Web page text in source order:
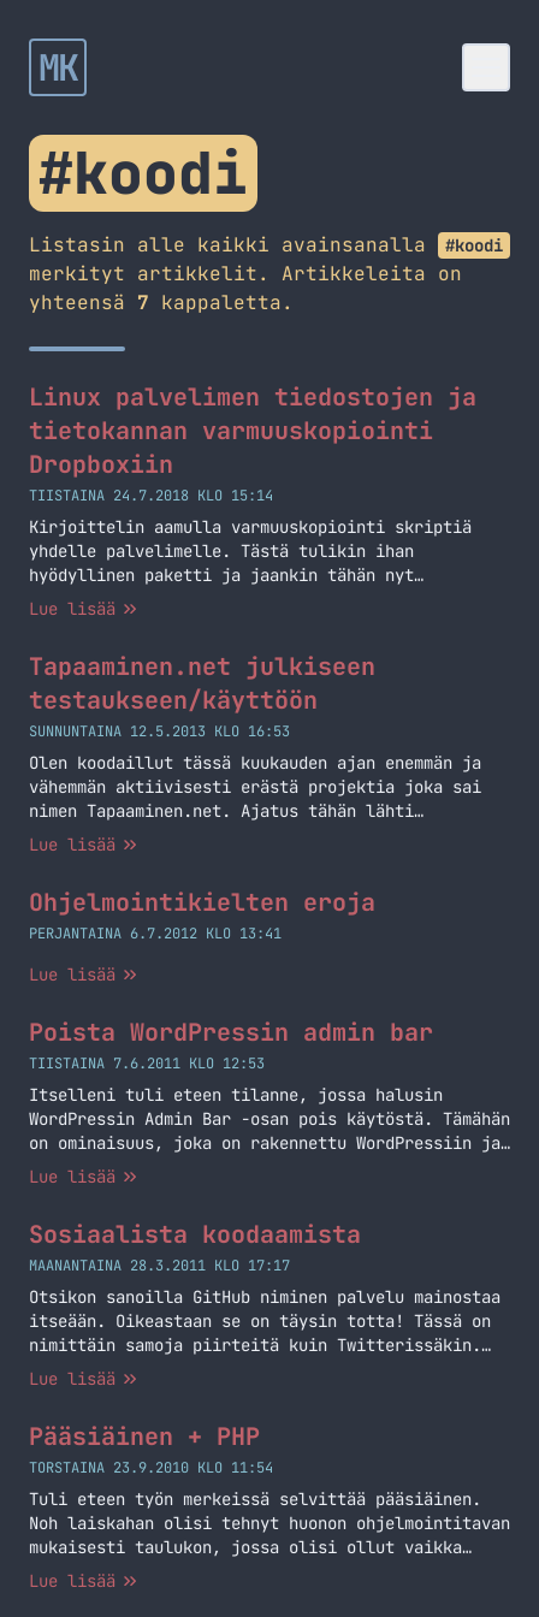
MK
#koodi
Listasin alle kaikki avainsanalla #koodi
merkityt artikkelit. Artikkeleita on
yhteensä 7 kappaletta.
Linux palvelimen tiedostojen ja
tietokannan varmuuskopiointi
Dropboxiin
TIISTAINA 24.7.2018 KLO 15:14
Kirjoittelin aamulla varmuuskopiointi skriptiä
yhdelle palvelimelle. Tästä tulikin ihan
hyödyllinen paketti ja jaankin tähän nyt
ohjeistusta miten saat tämän toimintaan
halusin varmuuskopiot tietokannasta ja
tiedostoista. Sekä koska maksan Dropboxista niin
minulla on siellä kivasti tilaa niin olisi näppärä
jos ne… Jatka lukemista Linux palvelimen
tiedostojen ja tietokannan varmuuskopiointi
Dropboxiin
Lue lisää
Tapaaminen.net julkiseen
testaukseen/käyttöön
SUNNUNTAINA 12.5.2013 KLO 16:53
Olen koodaillut tässä kuukauden ajan enemmän ja
vähemmän aktiivisesti erästä projektia joka sai
nimen Tapaaminen.net. Ajatus tähän lähti
Twitteristä ja tarkemmin sanottuna alla olevan
koodailla ;) — Marko (@MarkoK) April 10, 2013
Tapaaminen.net on siis ilmainen työkalu
tai iso… Jatka lukemista Tapaaminen.net julkiseen
Lue lisää
Ohjelmointikielten eroja
PERJANTAINA 6.7.2012 KLO 13:41
Lue lisää
Poista WordPressin admin bar
TIISTAINA 7.6.2011 KLO 12:53
Itselleni tuli eteen tilanne, jossa halusin
WordPressin Admin Bar -osan pois käytöstä. Tämähän
on ominaisuus, joka on rakennettu WordPressiin ja
suoraa on/off -painiketta ei taida olla olemassa.
add_filter( ’show_admin_bar’, ’__return_false’ );
Tämän jälkeen Admin Baria ei pitäisi enää näkyä!
Lue lisää
Sosiaalista koodaamista
MAANANTAINA 28.3.2011 KLO 17:17
Otsikon sanoilla GitHub niminen palvelu mainostaa
itseään. Oikeastaan se on täysin totta! Tässä on
nimittäin samoja piirteitä kuin Twitterissäkin.
Seuraa toisia koodareita ja toisia projekteja.
Hieno systeemi koodarille.
Lue lisää
Pääsiäinen + PHP
TORSTAINA 23.9.2010 KLO 11:54
Tuli eteen työn merkeissä selvittää pääsiäinen.
Noh laiskahan olisi tehnyt huonon ohjelmointitavan
mukaisesti taulukon, jossa olisi ollut vaikka
kymmeneksi vuodeksi eteenpäin pääsiäiset. Itse
Lue lisää